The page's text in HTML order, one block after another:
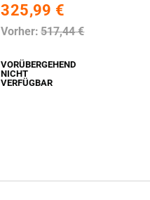
325,99 €
Vorher: 517,44 €
VORÜBERGEHEND
NICHT
VERFÜGBAR